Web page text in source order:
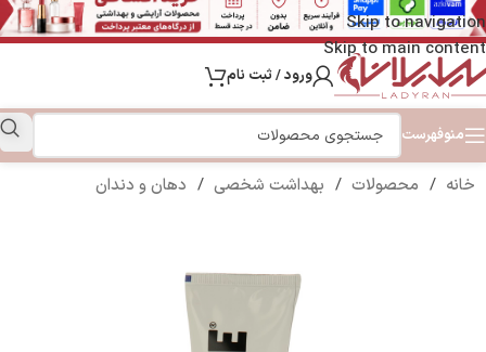
Skip to navigation
Skip to main content
ورود / ثبت نام
منوفهرست
خانه / محصولات / بهداشت شخصی / دهان و دندان